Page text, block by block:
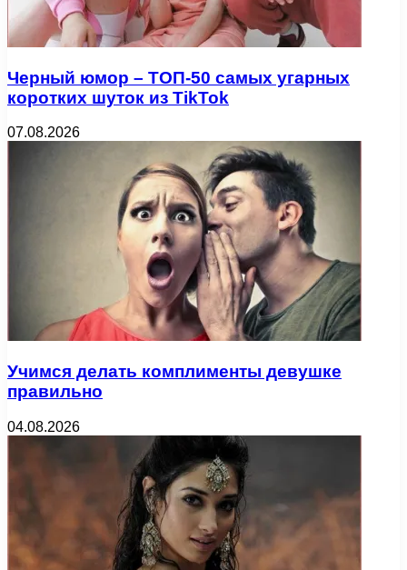
Черный юмор – ТОП-50 самых угарных
коротких шуток из TikTok
07.08.2026
Учимся делать комплименты девушке
правильно
04.08.2026